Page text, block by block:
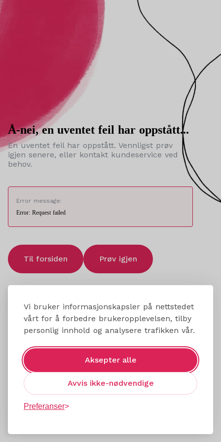
Vi bruker informasjonskapsler på nettstedet
vårt for å forbedre brukeropplevelsen, tilby
personlig innhold og analysere trafikken vår.
Aksepter alle
Avvis ikke-nødvendige
Preferanser
Å-nei, en uventet feil har oppstått...
En uventet feil har oppstått. Vennligst prøv
igjen senere, eller kontakt kundeservice ved
behov.
Error message:
Error: Request failed
Til forsiden Prøv igjen